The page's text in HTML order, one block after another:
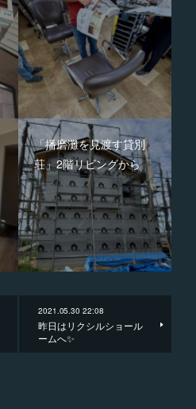
「播磨灘を見渡す貸別
荘」2階リビングから
2021.05.30 22:08
昨日はリクシルショール
ームへ✨